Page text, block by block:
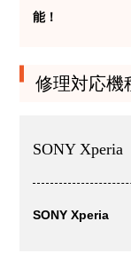
能！
修理対応機
SONY Xperia
SONY Xperia